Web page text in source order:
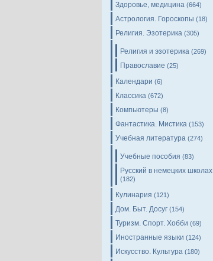
Здоровье, медицина (664)
Астрология. Гороскопы (18)
Религия. Эзотерика (305)
Религия и эзотерика (269)
Православие (25)
Календари (6)
Классика (672)
Компьютеры (8)
Фантастика. Мистика (153)
Учебная литература (274)
Учебные пособия (83)
Русский в немецких школах
(182)
Кулинария (121)
Дом. Быт. Досуг (154)
Туризм. Спорт. Хобби (69)
Иностранные языки (124)
Искусство. Культура (180)